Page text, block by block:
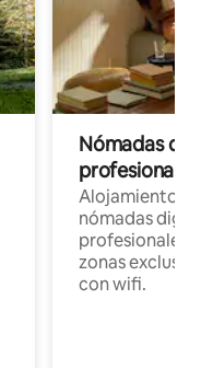
Nómadas
Alojamientos
nómadas
profesionales
zonas
con wifi.